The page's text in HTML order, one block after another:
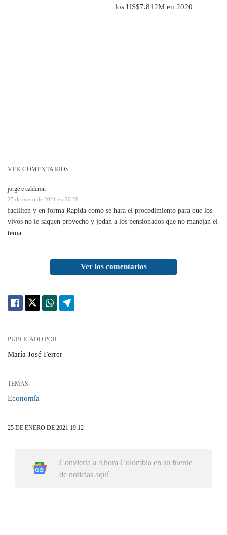
los US$7.812M en 2020
VER COMENTARIOS
jorge e calderon
25 de enero de 2021 en 20:29
faciliten y en forma Rapida como se hara el procedimiento para que los
vivos no le saquen provecho y jodan a los pensionados que no manejan el
tema
Ver los comentarios
PUBLICADO POR
María José Ferrer
TEMAS:
Economía
25 DE ENERO DE 2021 19:12
Convierta a Ahora Colombia en su fuente
de noticias aquí